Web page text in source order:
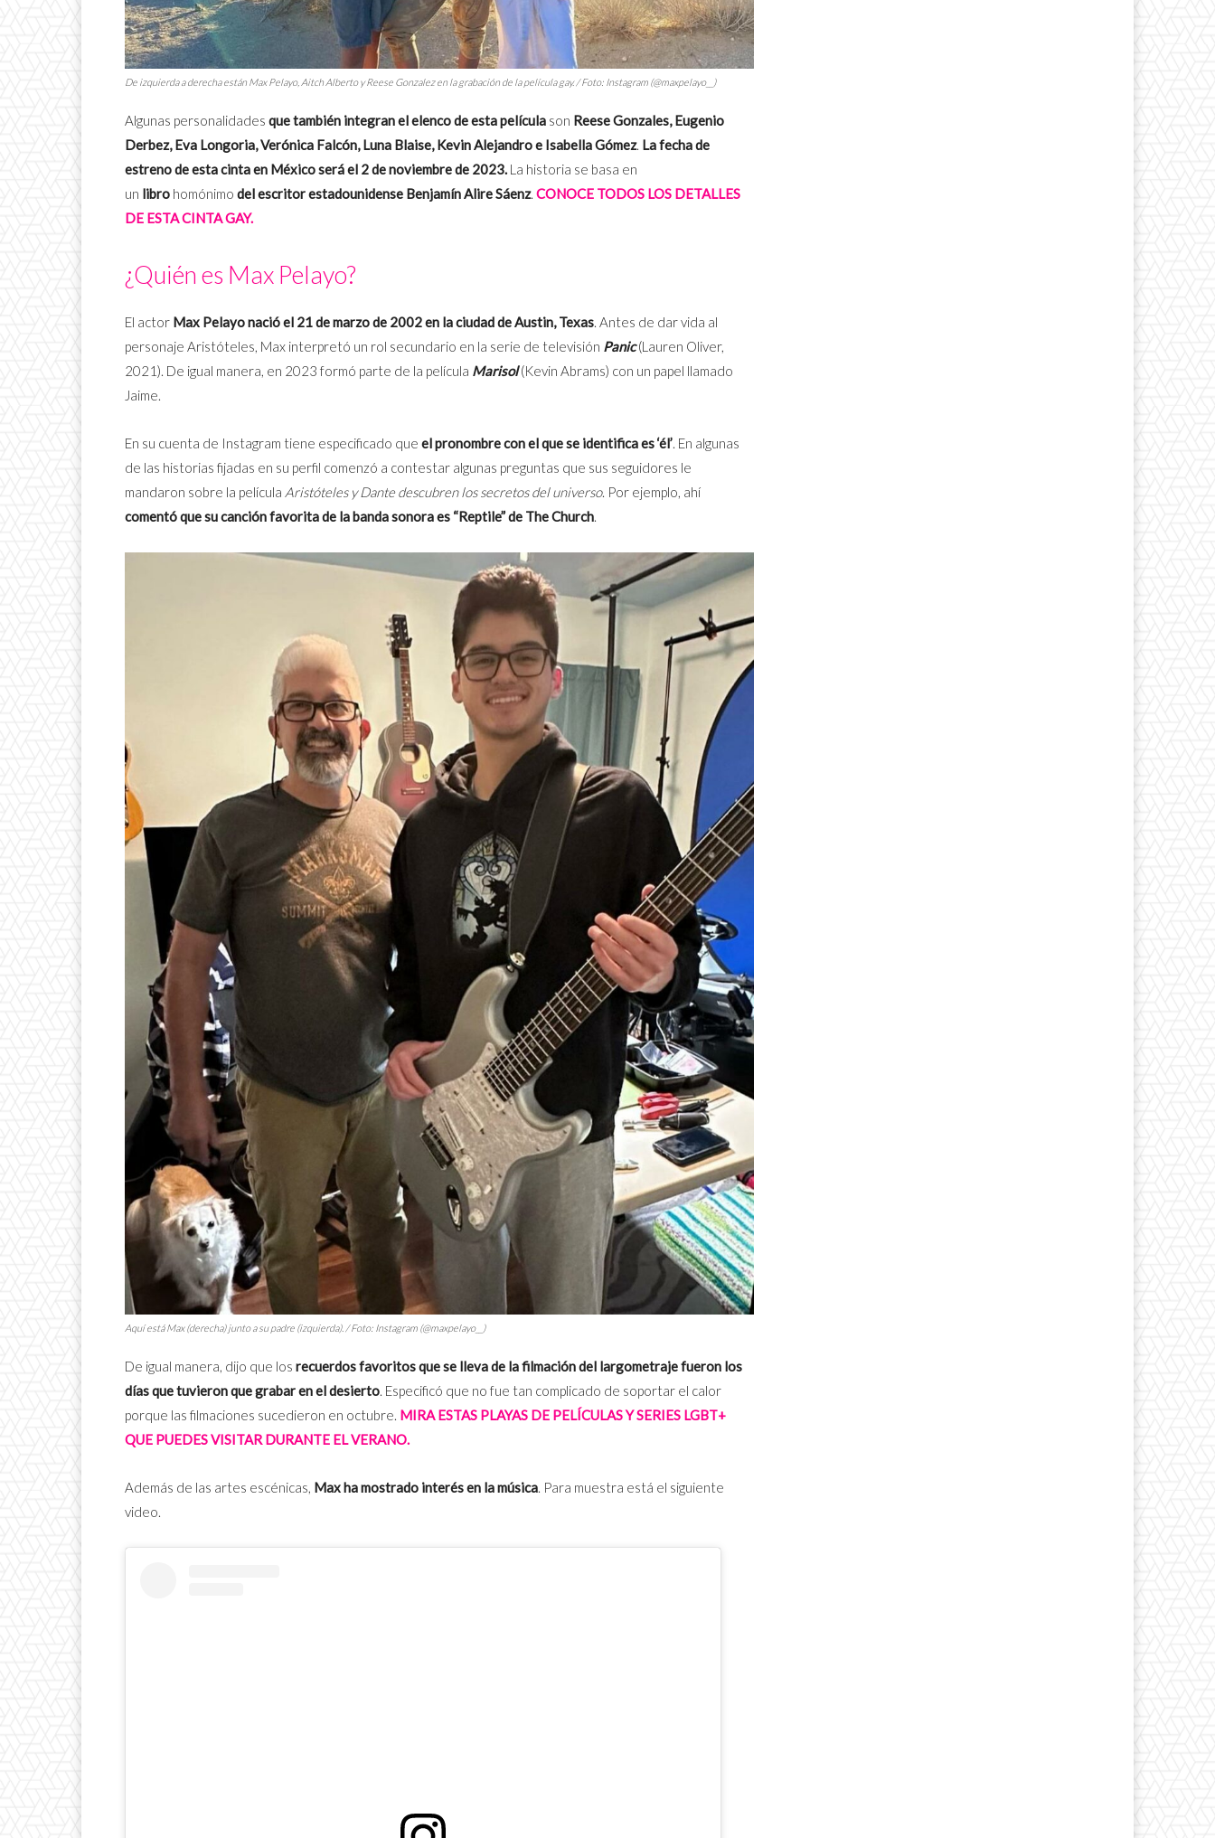
De izquierda a derecha están Max Pelayo, Aitch Alberto y Reese Gonzalez en la grabación de la película gay. / Foto: Instagram (@maxpelayo__)
Algunas personalidades que también integran el elenco de esta película son Reese Gonzales, Eugenio
Derbez, Eva Longoria, Verónica Falcón, Luna Blaise, Kevin Alejandro e Isabella Gómez. La fecha de
estreno de esta cinta en México será el 2 de noviembre de 2023. La historia se basa en
un libro homónimo del escritor estadounidense Benjamín Alire Sáenz. CONOCE TODOS LOS DETALLES
DE ESTA CINTA GAY.
¿Quién es Max Pelayo?
El actor Max Pelayo nació el 21 de marzo de 2002 en la ciudad de Austin, Texas. Antes de dar vida al
personaje Aristóteles, Max interpretó un rol secundario en la serie de televisión Panic(Lauren Oliver,
2021). De igual manera, en 2023 formó parte de la película Marisol(Kevin Abrams) con un papel llamado
Jaime.
En su cuenta de Instagram tiene especificado que el pronombre con el que se identifica es ‘él’. En algunas
de las historias fijadas en su perfil comenzó a contestar algunas preguntas que sus seguidores le
mandaron sobre la película Aristóteles y Dante descubren los secretos del universo. Por ejemplo, ahí
comentó que su canción favorita de la banda sonora es “Reptile” de The Church.
Aquí está Max (derecha) junto a su padre (izquierda). / Foto: Instagram (@maxpelayo__)
De igual manera, dijo que los recuerdos favoritos que se lleva de la filmación del largometraje fueron los
días que tuvieron que grabar en el desierto. Especificó que no fue tan complicado de soportar el calor
porque las filmaciones sucedieron en octubre. MIRA ESTAS PLAYAS DE PELÍCULAS Y SERIES LGBT+
QUE PUEDES VISITAR DURANTE EL VERANO.
Además de las artes escénicas, Max ha mostrado interés en la música. Para muestra está el siguiente
video.